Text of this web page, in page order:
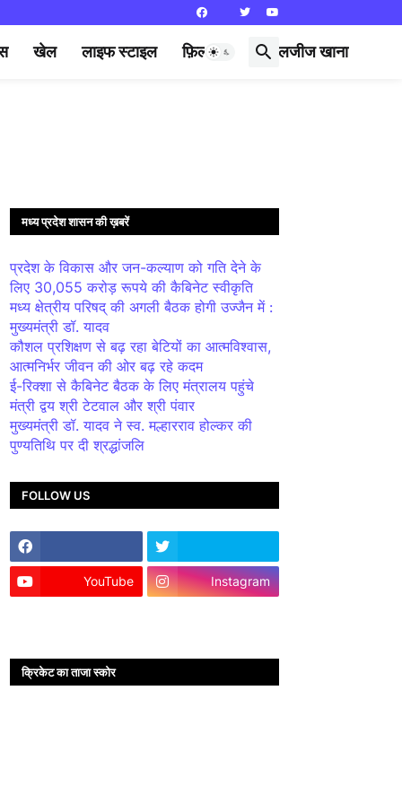
खेल लाइफ स्टाइल फ़िल्मी दुनिया लजीज खाना
मध्य प्रदेश शासन की ख़बरें
प्रदेश के विकास और जन-कल्याण को गति देने के
लिए 30,055 करोड़ रूपये की कैबिनेट स्वीकृति
मध्य क्षेत्रीय परिषद् की अगली बैठक होगी उज्जैन में :
मुख्यमंत्री डॉ. यादव
कौशल प्रशिक्षण से बढ़ रहा बेटियों का आत्मविश्वास,
आत्मनिर्भर जीवन की ओर बढ़ रहे कदम
ई-रिक्शा से कैबिनेट बैठक के लिए मंत्रालय पहुंचे
मंत्री द्वय श्री टेटवाल और श्री पंवार
मुख्यमंत्री डॉ. यादव ने स्व. मल्हारराव होल्कर की
पुण्यतिथि पर दी श्रद्धांजलि
FOLLOW US
YouTube Instagram
क्रिकेट का ताजा स्कोर